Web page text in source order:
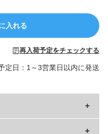
入れる
再入荷予定をチェックする
定日：1～3営業日以内に発送